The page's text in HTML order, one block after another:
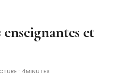
et
: 4MINUTES